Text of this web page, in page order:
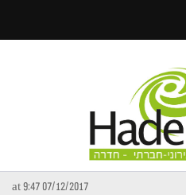
07/12/2017 at 9:47